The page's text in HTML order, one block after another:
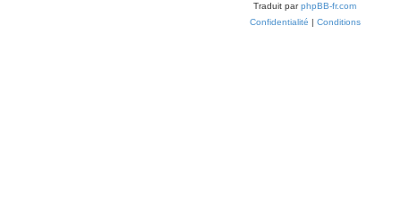
Traduit parphpBB-fr.com
Confidentialité | Conditions